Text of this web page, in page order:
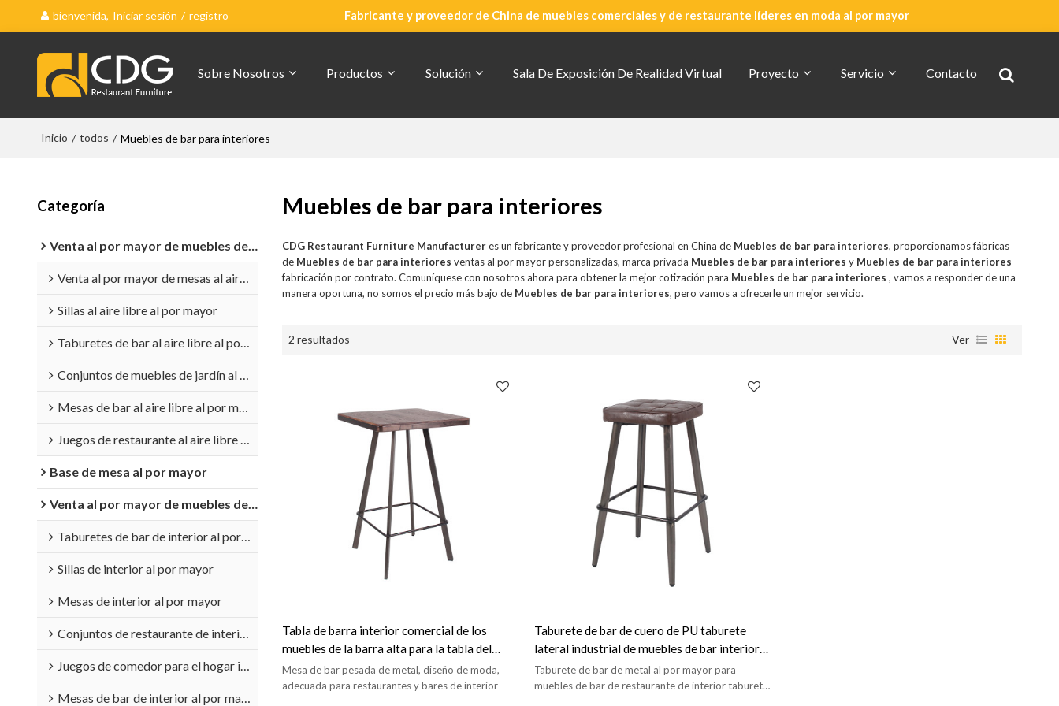
bienvenida, Iniciar sesión / registro Fabricante y proveedor de China de muebles comerciales y de restaurante líderes en moda al por mayor
Sobre Nosotros Productos Solución Sala De Exposición De Realidad Virtual Proyecto Servicio Contacto
Inicio / todos / Muebles de bar para interiores
Categoría
Venta al por mayor de muebles de exterior
Venta al por mayor de mesas al aire libre
Sillas al aire libre al por mayor
Taburetes de bar al aire libre al por mayor
Conjuntos de muebles de jardín al por mayor
Mesas de bar al aire libre al por mayor
Juegos de restaurante al aire libre al por mayor
Base de mesa al por mayor
Venta al por mayor de muebles de interior
Taburetes de bar de interior al por mayor
Sillas de interior al por mayor
Mesas de interior al por mayor
Conjuntos de restaurante de interior al por mayor
Juegos de comedor para el hogar interior al por mayor
Mesas de bar de interior al por mayor
Muebles de bar para interiores
CDG Restaurant Furniture Manufactureres un fabricante y proveedor profesional en China de Muebles de bar para interiores, proporcionamos fábricas
de Muebles de bar para interiores ventas al por mayor personalizadas, marca privada Muebles de bar para interiores y Muebles de bar para interiores
fabricación por contrato. Comuníquese con nosotros ahora para obtener la mejor cotización para Muebles de bar para interiores , vamos a responder de una
manera oportuna, no somos el precio más bajo de Muebles de bar para interiores, pero vamos a ofrecerle un mejor servicio.
2 resultados Ver
Tabla de barra interior comercial de los
muebles de la barra alta para la tabla del
arreglo para requisitos particulares del
restaurante y de la barra
Mesa de bar pesada de metal, diseño de moda,
adecuada para restaurantes y bares de interior
Taburete de bar de cuero de PU taburete
lateral industrial de muebles de bar interior
para restaurante
Taburete de bar de metal al por mayor para
muebles de bar de restaurante de interior taburete